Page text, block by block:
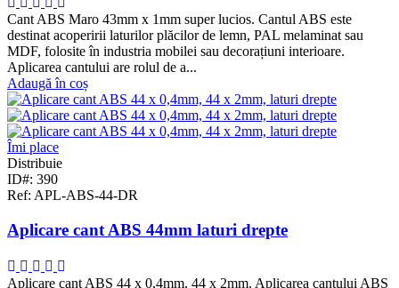
Cant ABS Maro 43mm x 1mm super lucios. Cantul ABS este
destinat acoperirii laturilor plăcilor de lemn, PAL melaminat sau
MDF, folosite în industria mobilei sau decorațiuni interioare.
Aplicarea cantului are rolul de a...
Adaugă în coș
Îmi place
Distribuie
ID#: 390
Ref: APL-ABS-44-DR
Aplicare cant ABS 44mm laturi drepte
Aplicare cant ABS 44 x 0,4mm, 44 x 2mm. Aplicarea cantului ABS